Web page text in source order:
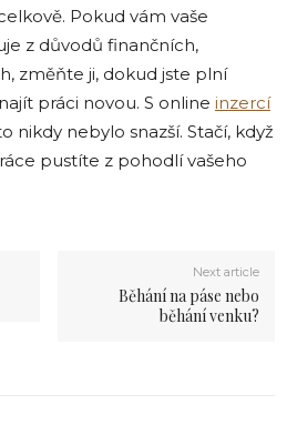
Pokud vám vaše
z důvodů finančních,
změňte ji, dokud jste plní
práci novou. S online inzercí
nikdy nebylo snazší. Stačí, když
pustíte z pohodlí vašeho
Next article
Běhání na páse nebo
běhání venku?